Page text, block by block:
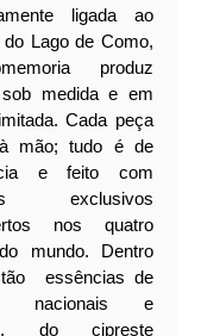
ligada ao
do Lago de Como,
produz
medida e em
Cada peça
mão; tudo é de
e feito com
exclusivos
nos quatro
mundo. Dentro
essências de
nacionais e
do cipreste